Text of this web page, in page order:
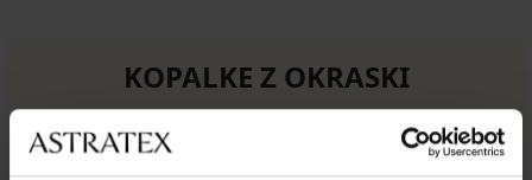
KOPALKE Z OKRASKI
Volančki, resice, okrasni trakovi ali čipke.
Kopalke številka ena za letošnje leto.